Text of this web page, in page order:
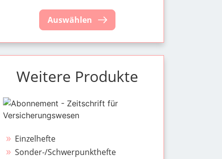
Auswählen
Weitere Produkte
Einzelhefte
Sonder-/Schwerpunkthefte